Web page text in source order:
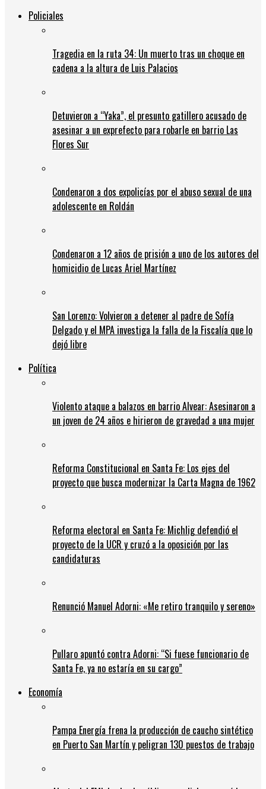
Policiales
Tragedia en la ruta 34: Un muerto tras un choque en
cadena a la altura de Luis Palacios
Detuvieron a “Yaka”, el presunto gatillero acusado de
asesinar a un exprefecto para robarle en barrio Las
Flores Sur
Condenaron a dos expolicías por el abuso sexual de una
adolescente en Roldán
Condenaron a 12 años de prisión a uno de los autores del
homicidio de Lucas Ariel Martínez
San Lorenzo: Volvieron a detener al padre de Sofía
Delgado y el MPA investiga la falla de la Fiscalía que lo
dejó libre
Política
Violento ataque a balazos en barrio Alvear: Asesinaron a
un joven de 24 años e hirieron de gravedad a una mujer
Reforma Constitucional en Santa Fe: Los ejes del
proyecto que busca modernizar la Carta Magna de 1962
Reforma electoral en Santa Fe: Michlig defendió el
proyecto de la UCR y cruzó a la oposición por las
candidaturas
Renunció Manuel Adorni: «Me retiro tranquilo y sereno»
Pullaro apuntó contra Adorni: “Si fuese funcionario de
Santa Fe, ya no estaría en su cargo”
Economía
Pampa Energía frena la producción de caucho sintético
en Puerto San Martín y peligran 130 puestos de trabajo